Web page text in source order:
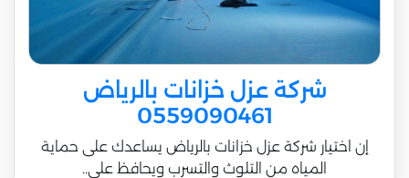
شركة عزل خزانات بالرياض
0559090461
إن اختيار شركة عزل خزانات بالرياض يساعدك على حماية
المياه من التلوث والتسرب ويحافظ على..